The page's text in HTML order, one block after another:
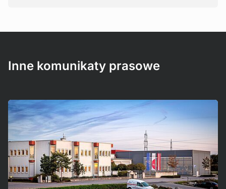
Inne komunikaty prasowe
Mehr erfahren!